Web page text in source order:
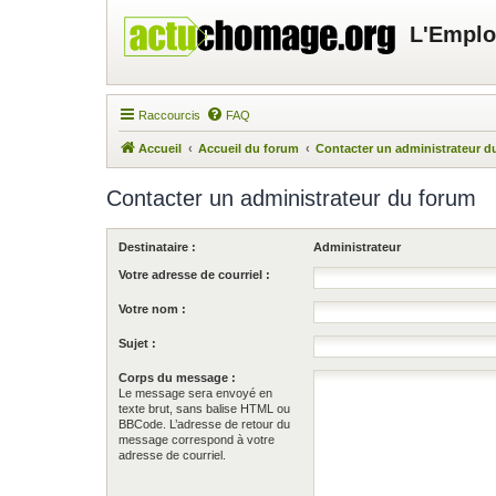
Raccourcis FAQ
Accueil Accueil du forum Contacter un administrateur
Contacter un administrateur du forum
Destinataire : Administrateur
Votre adresse de courriel :
Votre nom :
Sujet :
Corps du message :
Le message sera envoyé en
texte brut, sans balise HTML ou
BBCode. L’adresse de retour du
message correspond à votre
adresse de courriel.